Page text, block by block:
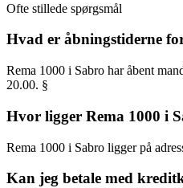
Ofte stillede spørgsmål
Hvad er åbningstiderne
Rema 1000 i Sabro har åbent
20.00. §
Hvor ligger Rema 1000 i
Rema 1000 i Sabro ligger på
Kan jeg betale med